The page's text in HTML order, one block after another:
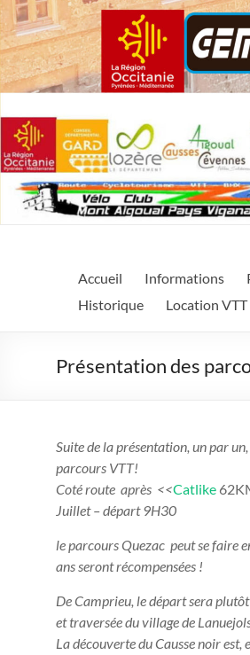
Cycl'Aigoual
Central dans le Gard.
Accueil Informations
Historique
Location VTT
Présentation des
Suite de la présentation, un par
parcours VTT!
Coté route après <<Catlike
Juillet – départ 9H30
le parcours Quezac peut se faire
ans seront récompensées !
De Camprieu, le départ sera
et traversée du village de
La découverte du Causse noir